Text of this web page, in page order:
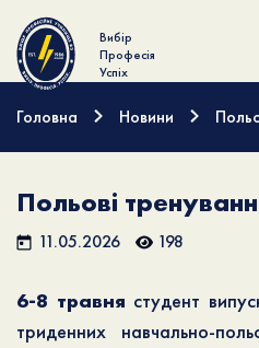
Вибір
Професія
Успіх
Головна Новини
Польові
11.05.2026 198
6-8 травня студент
триденних навчально-